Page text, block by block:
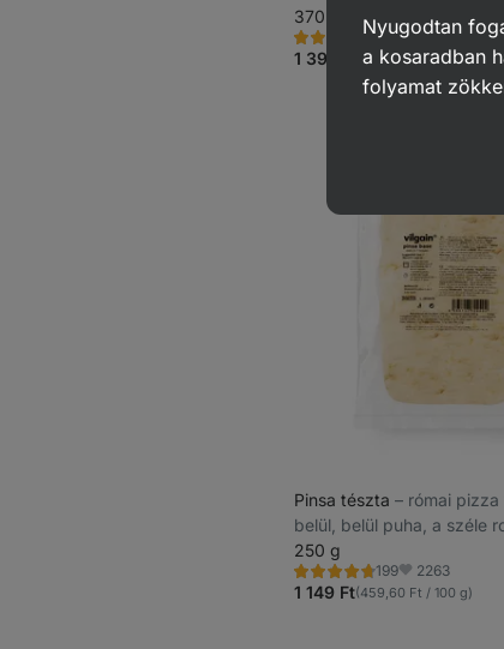
370 g
374
Értékelés
4.8/5,
374
Kedvencek
9063
1 390 Ft (375,68 Ft / 100 g)
Pinsa tészta ⁠–⁠ római pizza
belül, belül puha, a széle
250 g
199
Értékelés
4.7/5,
Kedvencek
2263
1 149 Ft(459,60 Ft / 100 g)
Nyugodtan
a kosaradban
folyamat